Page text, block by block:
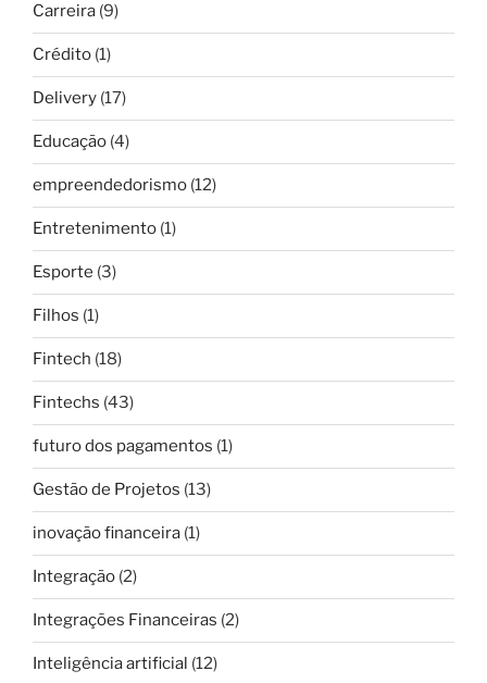
Carreira (9)
Crédito (1)
Delivery (17)
Educação (4)
empreendedorismo (12)
Entretenimento (1)
Esporte (3)
Filhos (1)
Fintech (18)
Fintechs (43)
futuro dos pagamentos (1)
Gestão de Projetos (13)
inovação financeira (1)
Integração (2)
Integrações Financeiras (2)
Inteligência artificial (12)